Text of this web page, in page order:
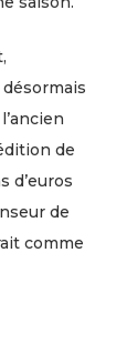
désormais
de
d’euros
de
comme